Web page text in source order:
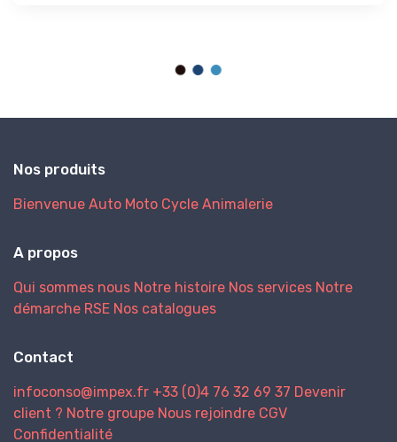
Nos produits
Bienvenue Auto Moto Cycle Animalerie
A propos
Qui sommes nous Notre histoire Nos services Notre
démarche RSE Nos catalogues
Contact
infoconso@impex.fr +33 (0)4 76 32 69 37 Devenir
client ? Notre groupe Nous rejoindre CGV
Confidentialité